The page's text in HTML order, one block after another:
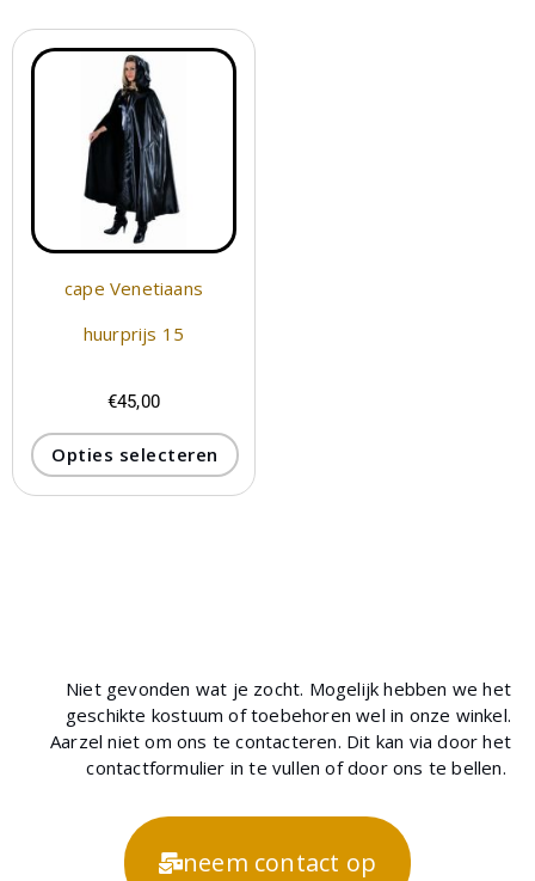
cape Venetiaans
huurprijs 15
€45,00
Opties selecteren
Niet gevonden wat je zocht. Mogelijk hebben we het
geschikte kostuum of toebehoren wel in onze winkel.
Aarzel niet om ons te contacteren. Dit kan via door het
contactformulier in te vullen of door ons te bellen.
neem contact op